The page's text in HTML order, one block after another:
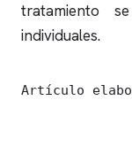
tratamiento
individuales.
Artículo